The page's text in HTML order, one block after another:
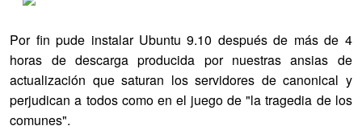
Por fin pude instalar Ubuntu 9.10 después de más de 4
horas de descarga producida por nuestras ansias de
actualización que saturan los servidores de canonical y
perjudican a todos como en el juego de "la tragedia de los
comunes".